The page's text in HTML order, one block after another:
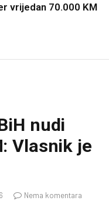
vrijedan 70.000 KM
nudi
Vlasnik je
Nema komentara